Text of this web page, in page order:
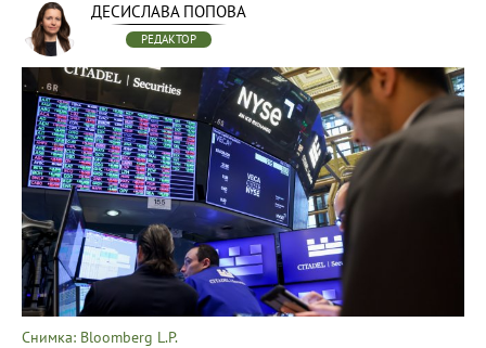
ДЕСИСЛАВА ПОПОВА
РЕДАКТОР
Снимка: Bloomberg L.P.